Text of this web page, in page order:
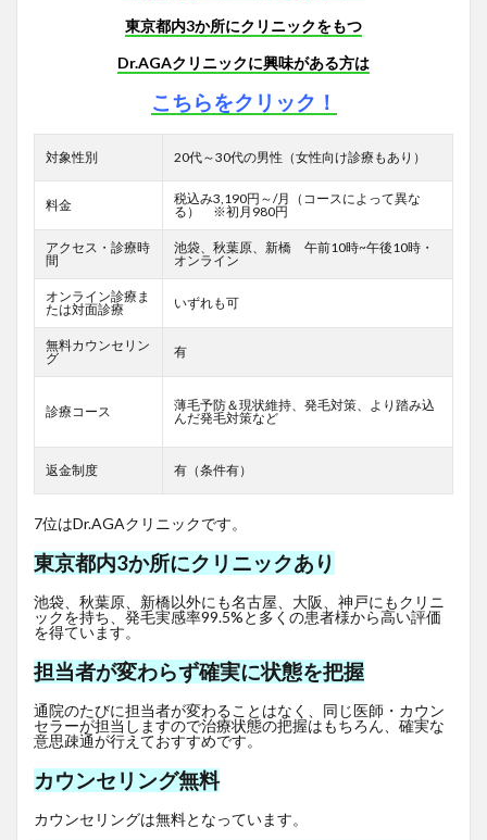
東京都内3か所にクリニックをもつ
Dr.AGAクリニックに興味がある方は
こちらをクリック！
対象性別 20代～30代の男性（女性向け診療もあり）
料金
税込み3,190円～/月（コースによって異な
る） ※初月980円
アクセス・診療時
間
池袋、秋葉原、新橋 午前10時~午後10時・
オンライン
オンライン診療ま
たは対面診療
いずれも可
無料カウンセリン
グ
有
診療コース
薄毛予防＆現状維持、発毛対策、より踏み込
んだ発毛対策など
返金制度 有（条件有）
7位はDr.AGAクリニックです。
東京都内3か所にクリニックあり
池袋、秋葉原、新橋以外にも名古屋、大阪、神戸にもクリニ
ックを持ち、発毛実感率99.5%と多くの患者様から高い評価
を得ています。
担当者が変わらず確実に状態を把握
通院のたびに担当者が変わることはなく、同じ医師・カウン
セラーが担当しますので治療状態の把握はもちろん、確実な
意思疎通が行えておすすめです。
カウンセリング無料
カウンセリングは無料となっています。